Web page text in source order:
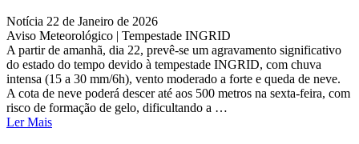
Notícia 22 de Janeiro de 2026
Aviso Meteorológico | Tempestade INGRID
A partir de amanhã, dia 22, prevê-se um agravamento significativo
do estado do tempo devido à tempestade INGRID, com chuva
intensa (15 a 30 mm/6h), vento moderado a forte e queda de neve.
A cota de neve poderá descer até aos 500 metros na sexta-feira, com
risco de formação de gelo, dificultando a …
Ler Mais